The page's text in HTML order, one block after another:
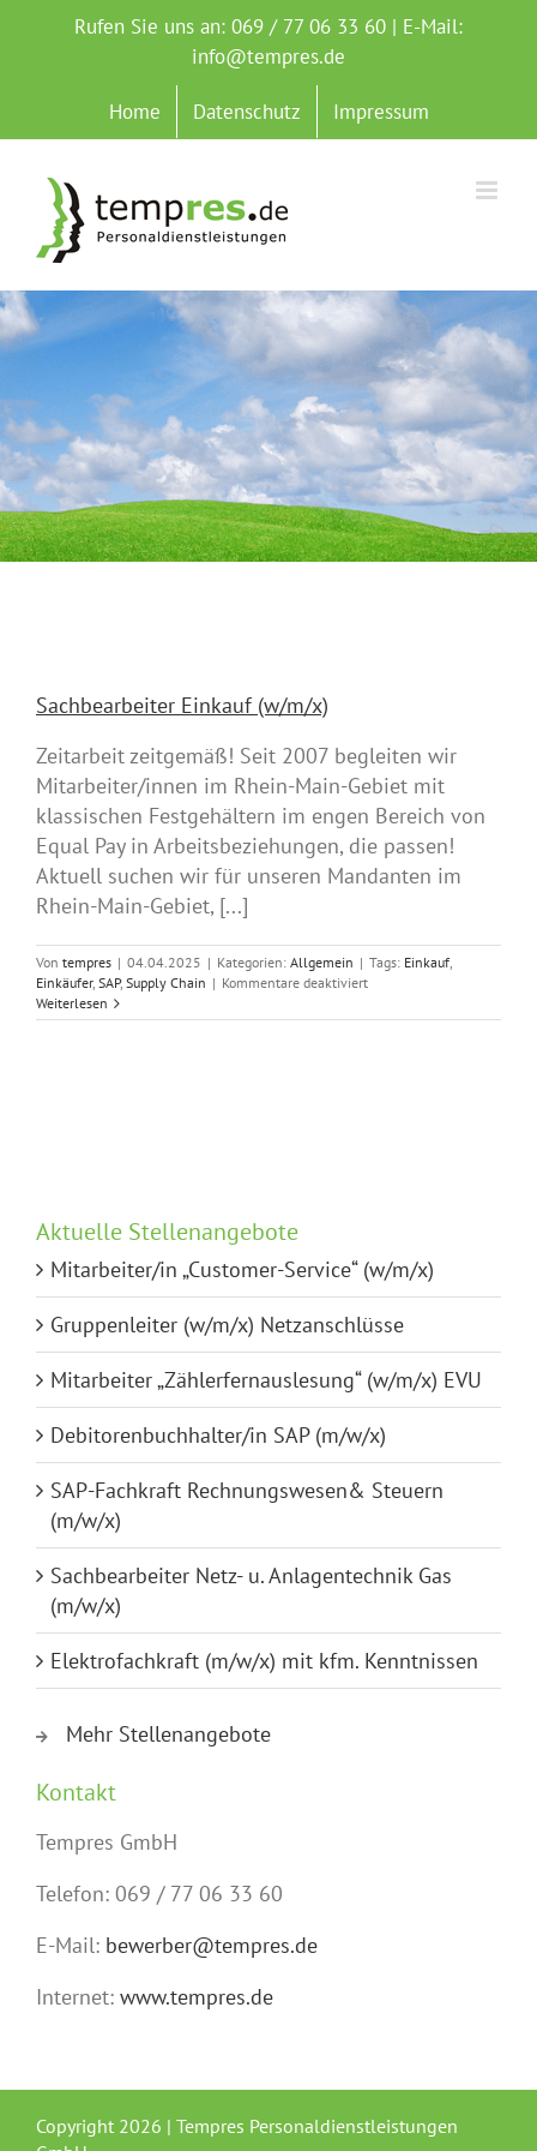
Rufen Sie uns an: 069 / 77 06 33 60 | E-Mail:
info@tempres.de
Home Datenschutz Impressum
Sachbearbeiter Einkauf (w/m/x)
Zeitarbeit zeitgemäß! Seit 2007 begleiten wir
Mitarbeiter/innen im Rhein-Main-Gebiet mit
klassischen Festgehältern im engen Bereich von
Equal Pay in Arbeitsbeziehungen, die passen!
Aktuell suchen wir für unseren Mandanten im
Rhein-Main-Gebiet, [...]
Von tempres | 04.04.2025 | Kategorien: Allgemein | Tags: Einkauf,
Einkäufer, SAP, Supply Chain | Kommentare deaktiviertfür
Einkauf
Weiterlesen
Aktuelle Stellenangebote
Mitarbeiter/in „Customer-Service“ (w/m/x)
Gruppenleiter (w/m/x) Netzanschlüsse
Mitarbeiter „Zählerfernauslesung“ (w/m/x) EVU
Debitorenbuchhalter/in SAP (m/w/x)
SAP-Fachkraft Rechnungswesen& Steuern
(m/w/x)
Sachbearbeiter Netz- u. Anlagentechnik Gas
(m/w/x)
Elektrofachkraft (m/w/x) mit kfm. Kenntnissen
Mehr Stellenangebote
Kontakt
Tempres GmbH
Telefon: 069 / 77 06 33 60
E-Mail: bewerber@tempres.de
Internet: www.tempres.de
Copyright 2026 | Tempres Personaldienstleistungen